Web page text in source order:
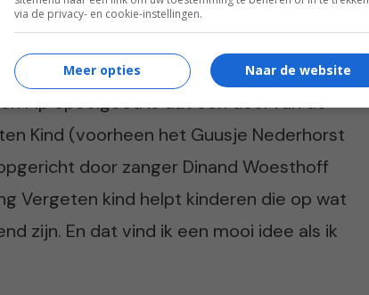
Pip Speelgoed is dat een deel van de
Kind (voorheen het Guusje Nederhorst
door zanger Dinand Woesthoff
Vergeten kind helpt kinderen die op wat
zijn. En dat vind ik een mooi idee als ik
via de privacy- en cookie-instellingen.
Naar de website
Meer opties